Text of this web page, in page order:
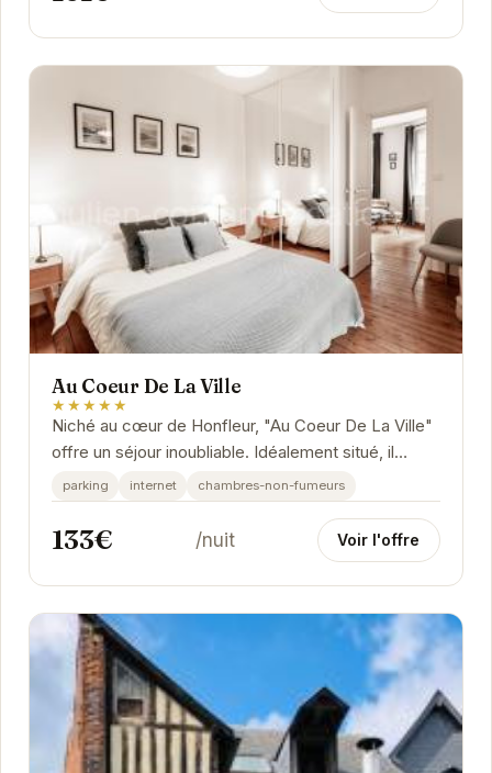
Au Coeur De La Ville
★★★★★
Niché au cœur de Honfleur, "Au Coeur De La Ville"
offre un séjour inoubliable. Idéalement situé, il
permet d'accéder facilement aux sites...
parking internet chambres-non-fumeurs
133€ /nuit Voir l'offre